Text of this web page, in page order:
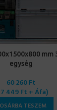
egység
60 260Ft
449Ft + Áfa)
TESZEM